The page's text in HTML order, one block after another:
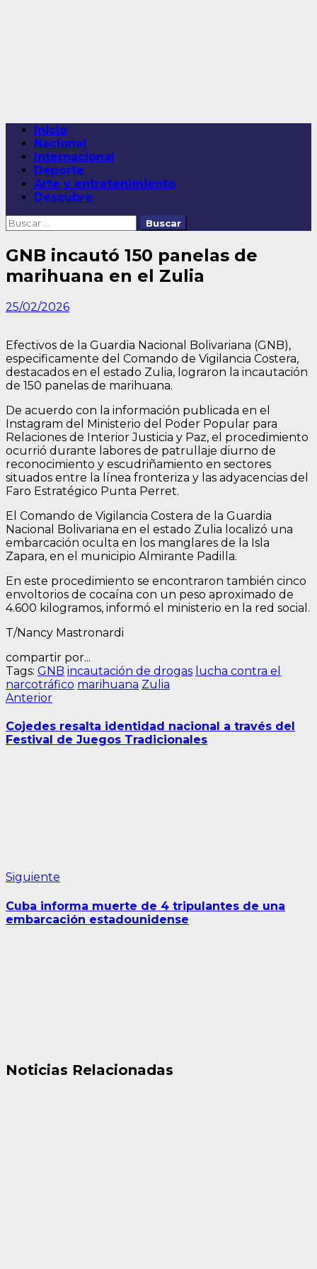
Menú
principal
Inicio
Nacional
Internacional
Deporte
Arte y entretenimiento
Descubre
Buscar:
GNB incautó 150 panelas de
marihuana en el Zulia
25/02/2026
Efectivos de la Guardia Nacional Bolivariana (GNB),
especificamente del Comando de Vigilancia Costera,
destacados en el estado Zulia, lograron la incautación
de 150 panelas de marihuana.
De acuerdo con la información publicada en el
Instagram del Ministerio del Poder Popular para
Relaciones de Interior Justicia y Paz, el procedimiento
ocurrió durante labores de patrullaje diurno de
reconocimiento y escudriñamiento en sectores
situados entre la línea fronteriza y las adyacencias del
Faro Estratégico Punta Perret.
El Comando de Vigilancia Costera de la Guardia
Nacional Bolivariana en el estado Zulia localizó una
embarcación oculta en los manglares de la Isla
Zapara, en el municipio Almirante Padilla.
En este procedimiento se encontraron también cinco
envoltorios de cocaína con un peso aproximado de
4.600 kilogramos, informó el ministerio en la red social.
T/Nancy Mastronardi
compartir por...
Tags: GNB incautación de drogas lucha contra el
narcotráfico marihuana Zulia
Navegación
de
entradas
AnteriorEntrada
Cojedes resalta identidad nacional a través del
Festival de Juegos Tradicionales
Siguiente
Cuba informa muerte de 4 tripulantes de una
embarcación estadounidense
Noticias Relacionadas